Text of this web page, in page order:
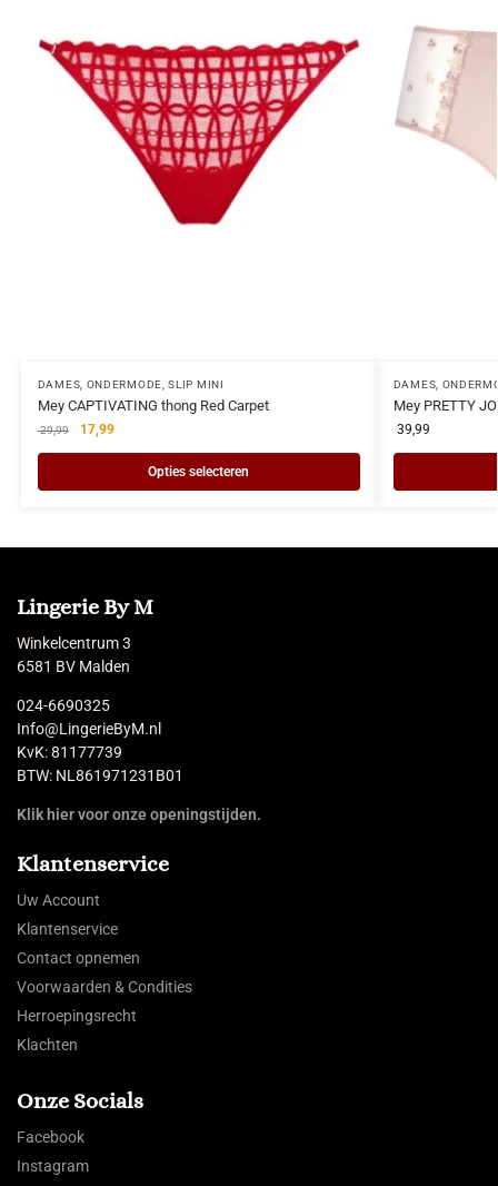
DAMES ONDERMODE ,SLIP MINI
Mey CAPTIVATING thong Red Carpet
29,99 17,99
Opties selecteren
DAMES
Mey PRETTY
39,99
Lingerie By M
Winkelcentrum 3
6581 BV Malden
024-6690325
Info@LingerieByM.nl
KvK: 81177739
BTW: NL861971231B01
Klik hier voor onze openingstijden.
Klantenservice
Uw Account
Klantenservice
Contact opnemen
Voorwaarden & Condities
Herroepingsrecht
Klachten
Onze Socials
Facebook
Instagram